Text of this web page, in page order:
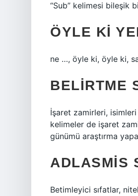
“Sub” kelimesi bileşik
ÖYLE KI
ne …, öyle ki, öyle ki,
BELIRTME
İşaret zamirleri,
kelimeler de işaret
günümü araştırma
ADLASMIS
Betimleyici sıfatlar,